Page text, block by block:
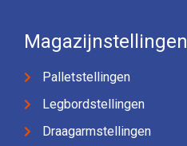
Magazijnstellingen
Palletstellingen
Legbordstellingen
Draagarmstellingen